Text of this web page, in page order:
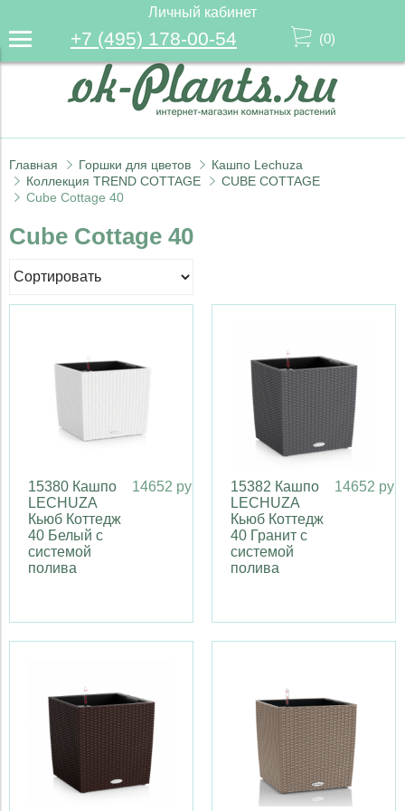
Личный кабинет
+7 (495) 178-00-54 (0)
Главная Горшки для цветов
Кашпо Lechuza
Коллекция TREND COTTAGE
CUBE COTTAGE
Cube Cottage 40
Cube Cottage 40
15380 Кашпо
LECHUZA
Кьюб Коттедж
40 Белый с
системой
полива
14652 руб
15382 Кашпо
LECHUZA
Кьюб Коттедж
40 Гранит с
системой
полива
14652 руб